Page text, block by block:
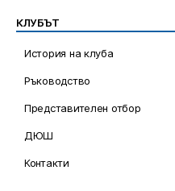
КЛУБЪТ
История на клуба
Ръководство
Представителен отбор
ДЮШ
Контакти